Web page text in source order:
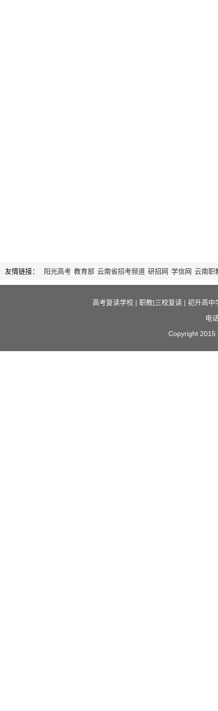
友情链接： 阳光高考 教育部 云南省招考频道 研招网 学信网 云南职
高考复读学校| 职教|三校复读| 初升高中
电
Copyright